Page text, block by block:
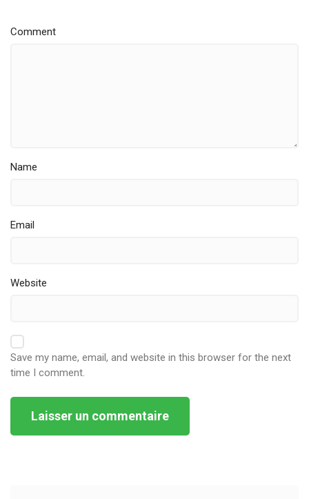
Comment
Name
Email
Website
Save my name, email, and website in this browser for the next
time I comment.